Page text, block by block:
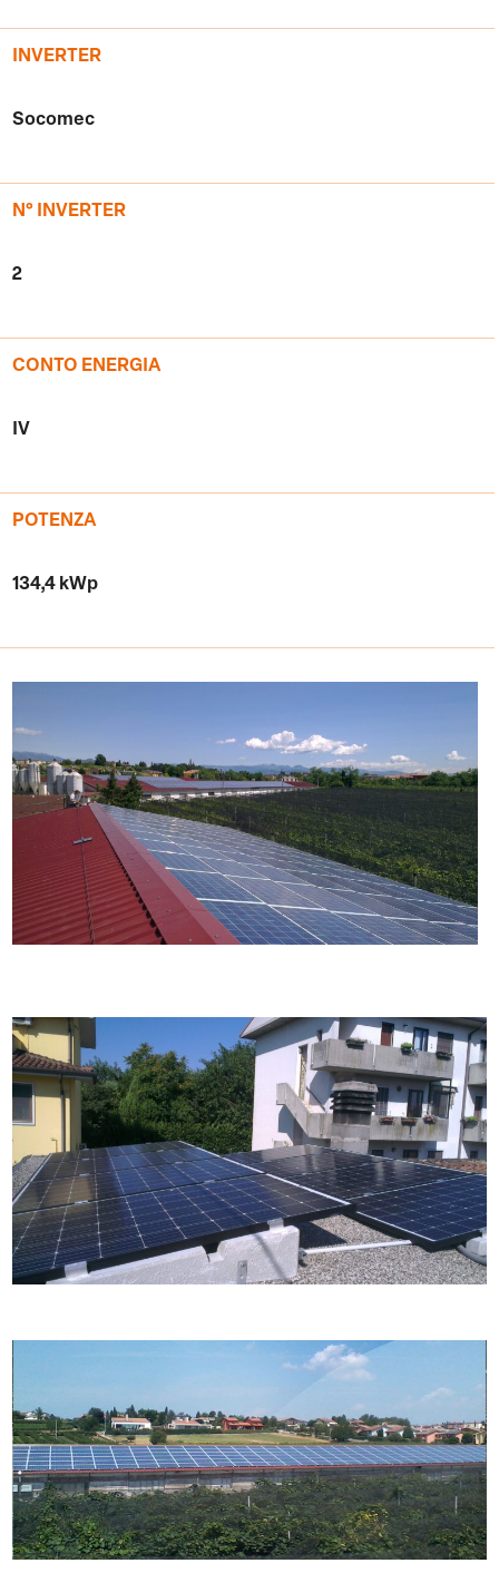
INVERTER
Socomec
N° INVERTER
2
CONTO ENERGIA
IV
POTENZA
134,4 kWp